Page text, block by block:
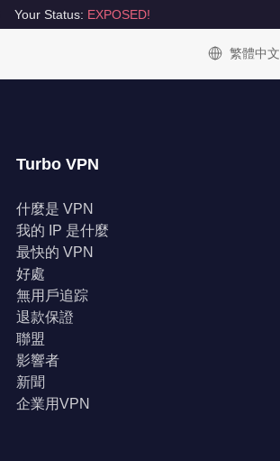
Your Status: EXPOSED!
繁體中文
Turbo VPN
什麼是 VPN
我的 IP 是什麼
最快的 VPN
好處
無用戶追踪
退款保證
聯盟
影響者
新聞
企業用VPN